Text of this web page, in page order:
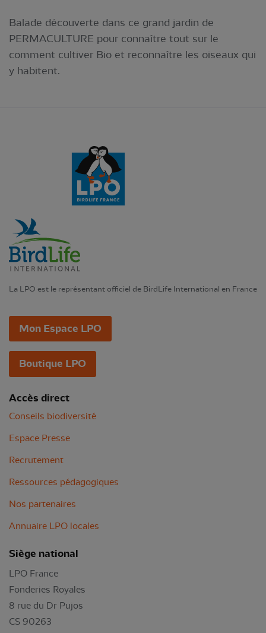
Balade découverte dans ce grand jardin de
PERMACULTURE pour connaître tout sur le
comment cultiver Bio et reconnaître les oiseaux qui
y habitent.
La LPO est le représentant officiel de BirdLife International en France
Mon Espace LPO
Boutique LPO
Accès direct
Conseils biodiversité
Espace Presse
Recrutement
Ressources pédagogiques
Nos partenaires
Annuaire LPO locales
Siège national
LPO France
Fonderies Royales
8 rue du Dr Pujos
CS 90263